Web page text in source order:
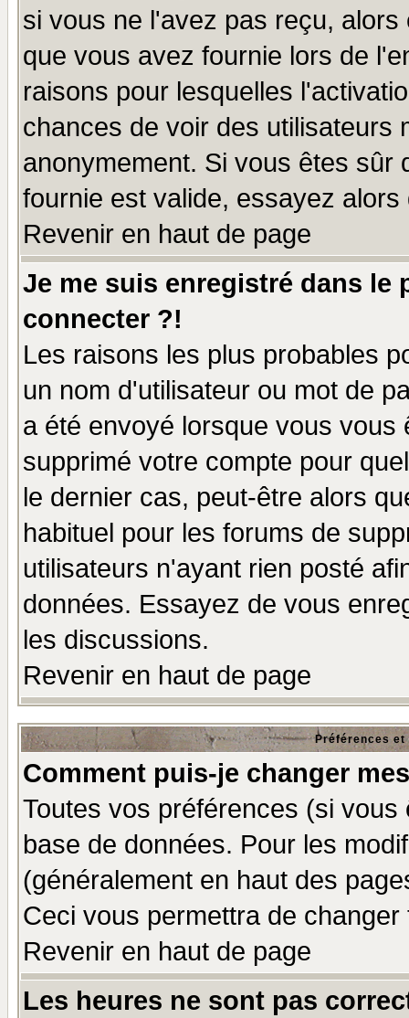
si vous ne l'avez pas reçu,
que vous avez fournie lors de
raisons pour lesquelles
chances de voir des utilisateurs
anonymement. Si vous êtes sûr
fournie est valide, essayez
Revenir en haut de page
Je me suis enregistré dans le
connecter ?!
Les raisons les plus probables
un nom d'utilisateur ou mot de
a été envoyé lorsque vous
supprimé votre compte pour
le dernier cas, peut-être alors
habituel pour les forums de
utilisateurs n'ayant rien posté
données. Essayez de vous
les discussions.
Revenir en haut de page
Préférences
Comment puis-je changer
Toutes vos préférences (si
base de données. Pour les
(généralement en haut des
Ceci vous permettra de
Revenir en haut de page
Les heures ne sont pas